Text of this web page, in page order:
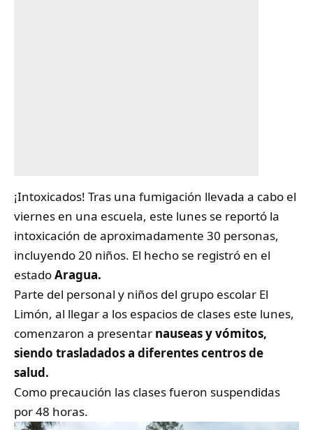
¡Intoxicados! Tras una fumigación llevada a cabo el
viernes en una escuela, este lunes se reportó la
intoxicación de aproximadamente 30 personas,
incluyendo 20 niños. El hecho se registró en el
estadoAragua.
Parte del personal y niños del grupo escolar El
Limón, al llegar a los espacios de clases este lunes,
comenzaron a presentar nauseas y vómitos,
siendo trasladados a diferentes centros de
salud.
Como precaución las clases fueron suspendidas
por 48 horas.